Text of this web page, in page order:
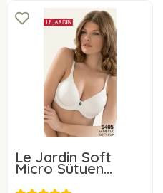
Le Jardin Soft
Micro Sütyen
9405-C